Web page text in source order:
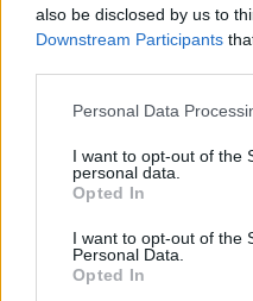
also be disclosed by us to
Downstream Participants
Please note that this
not limited to your visit or
grant or deny consent to
use your data for below
consent section.
Personal Data
I want to opt-out of the
personal data.
Opted In
I want to opt-out of the
Personal Data.
Opted In
Σχόλια
Κωνσταντίνος Αλέξιος
Γκρες: Τα φιλιά με την
Μάντελιν Κλάιν που
μεταξύ τους σχέση